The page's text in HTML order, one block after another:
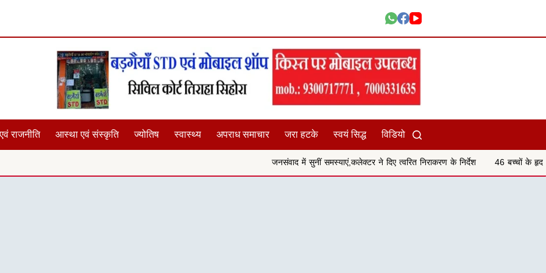
राजनीति आस्था एवं संस्कृति ज्योतिष स्वास्थ्य अपराध समाचार जरा हटके स्वयं सिद्ध विडियो
जनसंवाद में सुनीं समस्याएं,कलेक्टर ने दिए त्वरित निराकरण के निर्देश 46 बच्चों के हृदय जांच शिविर परीक्षण